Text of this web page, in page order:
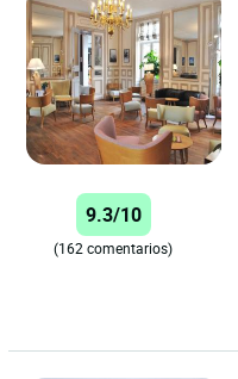
9.3/10
(162 comentarios)